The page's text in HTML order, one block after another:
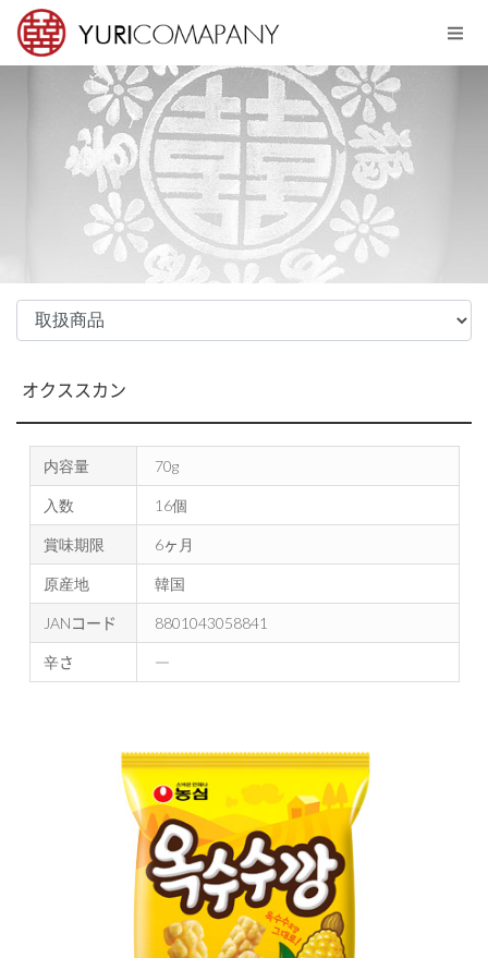
オクススカン
内容量 70g
入数 16個
賞味期限 6ヶ月
原産地 韓国
JANコード 8801043058841
辛さ ―